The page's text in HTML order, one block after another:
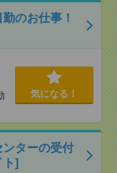
のお仕事！
気になる！
ンターの受付
ト]